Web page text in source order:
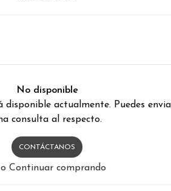
No disponible
disponible actualmente. Puedes
consulta al respecto.
CONTÁCTANOS
Continuar comprando